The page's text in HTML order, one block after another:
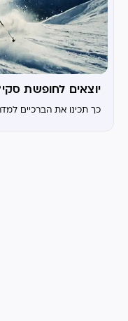
יוצאים לחופשת
כך תכינו את הברכיים